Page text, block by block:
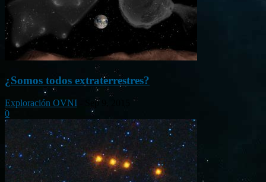
¿Somos todos extraterrestres?
Exploración OVNI
Sep 9, 2015
0